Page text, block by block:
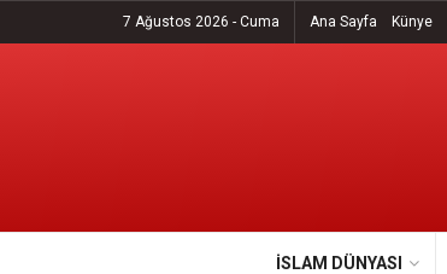
7 Ağustos 2026 - Cuma Ana Sayfa Künye
İSLAM DÜNYASI